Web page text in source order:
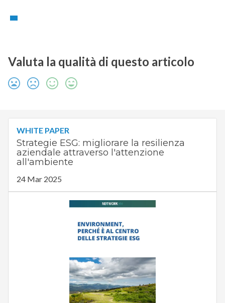
Valuta la qualità di questo articolo
WHITE PAPER
Strategie ESG: migliorare la resilienza
aziendale attraverso l'attenzione
all'ambiente
24 Mar 2025